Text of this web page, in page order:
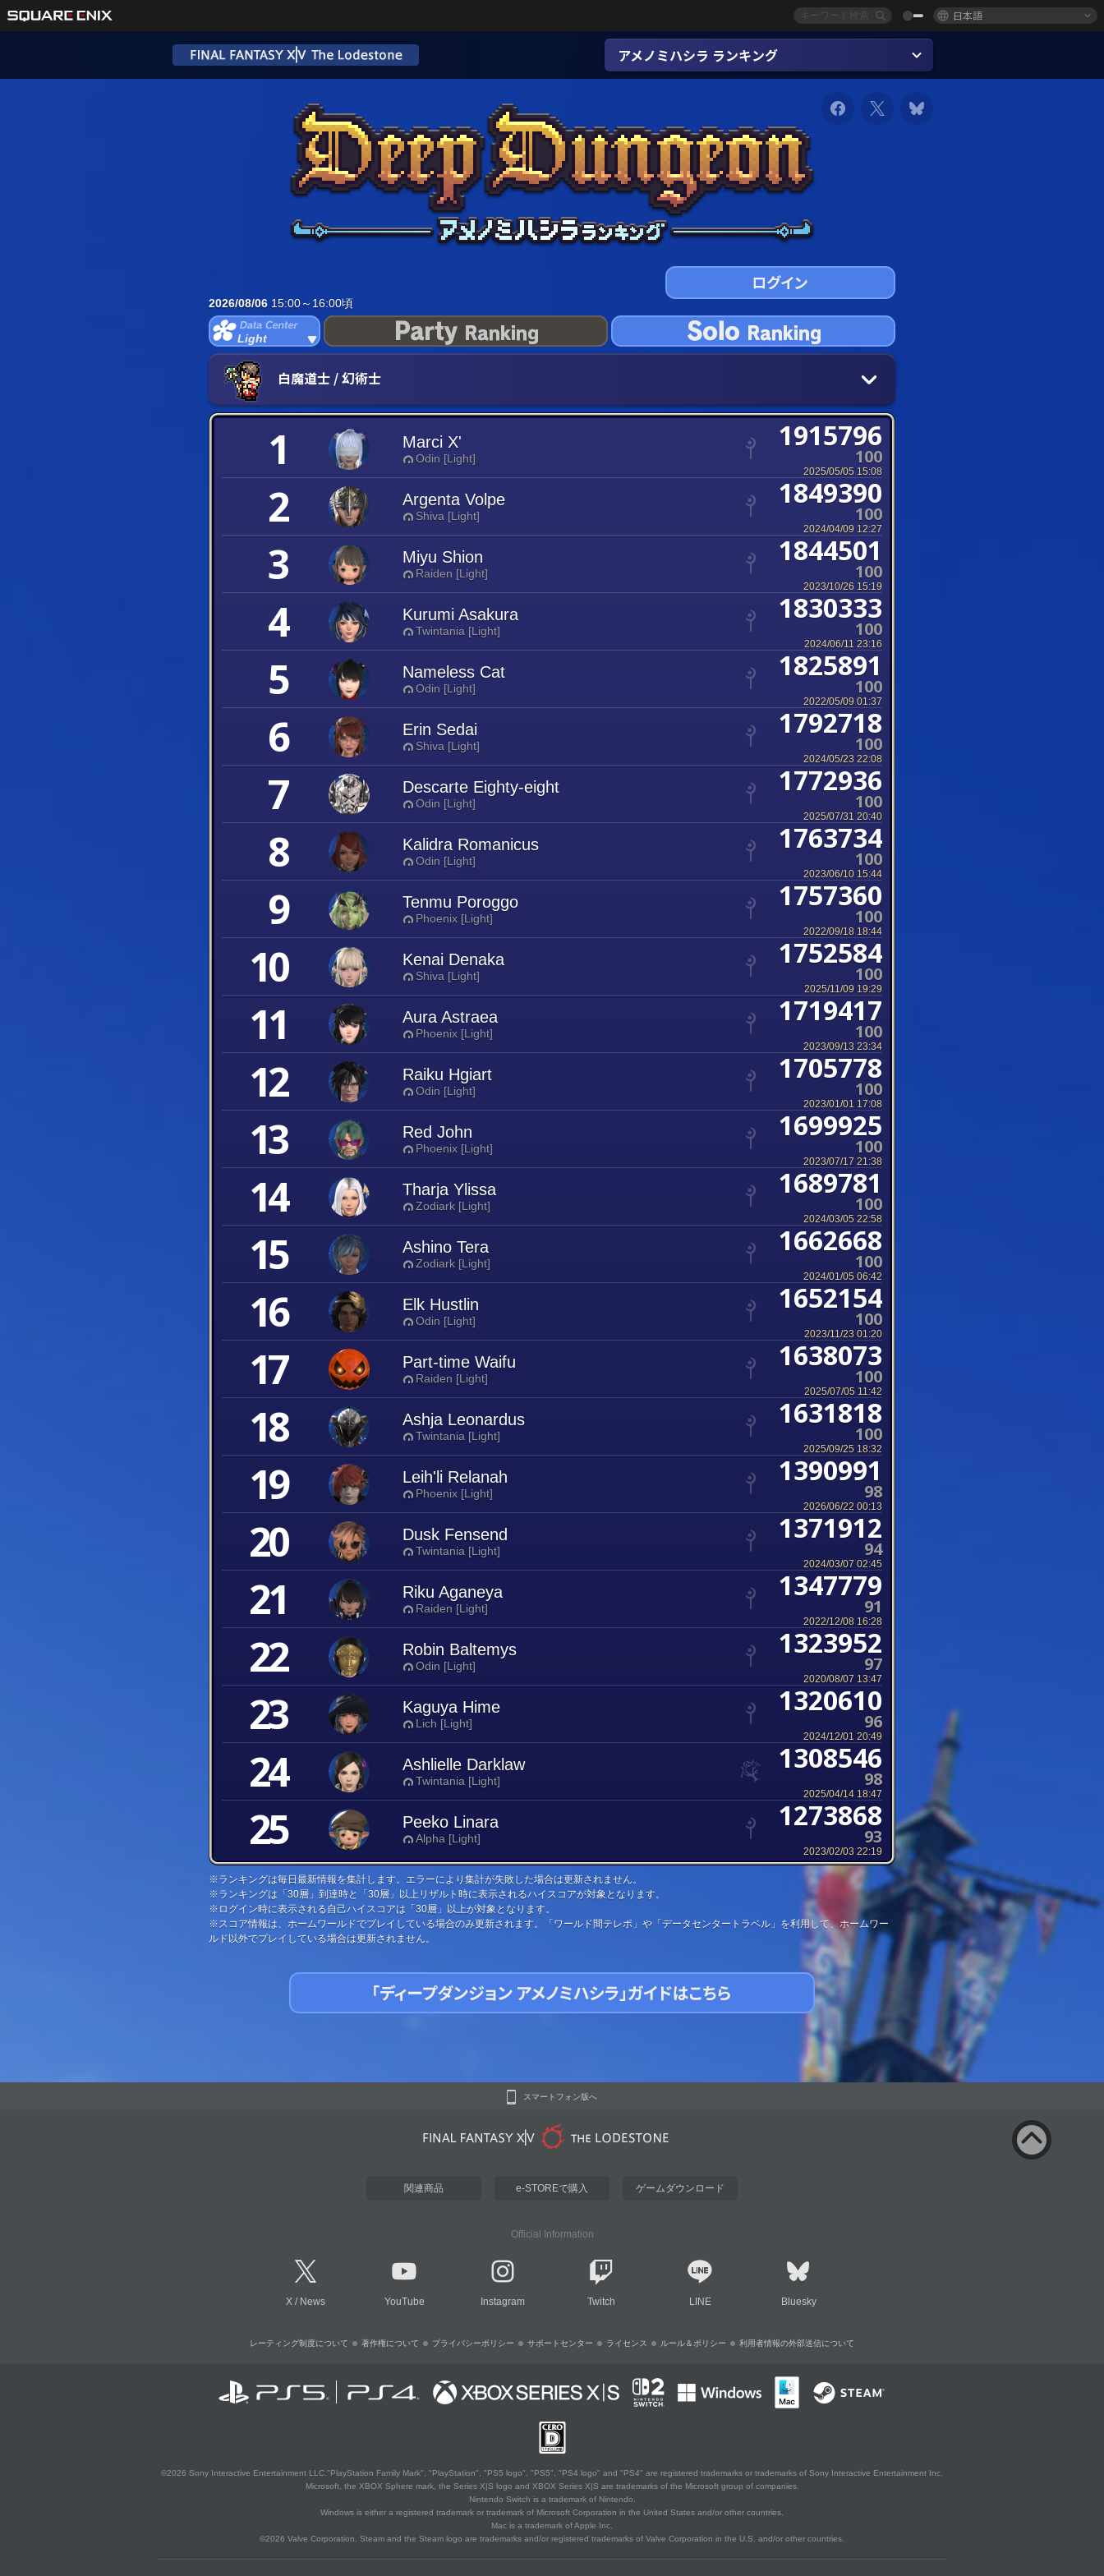
日本語
アメノミハシラ ランキング
2026/08/06 15:00～16:00頃
Light
白魔道士 / 幻術士
1 Marci X'
Odin [Light]
1915796
100
2025/05/05 15:08
2 Argenta Volpe
Shiva [Light]
1849390
100
2024/04/09 12:27
3 Miyu Shion
Raiden [Light]
1844501
100
2023/10/26 15:19
4 Kurumi Asakura
Twintania [Light]
1830333
100
2024/06/11 23:16
5 Nameless Cat
Odin [Light]
1825891
100
2022/05/09 01:37
6 Erin Sedai
Shiva [Light]
1792718
100
2024/05/23 22:08
7 Descarte Eighty-eight
Odin [Light]
1772936
100
2025/07/31 20:40
8 Kalidra Romanicus
Odin [Light]
1763734
100
2023/06/10 15:44
9 Tenmu Poroggo
Phoenix [Light]
1757360
100
2022/09/18 18:44
10 Kenai Denaka
Shiva [Light]
1752584
100
2025/11/09 19:29
11 Aura Astraea
Phoenix [Light]
1719417
100
2023/09/13 23:34
12 Raiku Hgiart
Odin [Light]
1705778
100
2023/01/01 17:08
13 Red John
Phoenix [Light]
1699925
100
2023/07/17 21:38
14 Tharja Ylissa
Zodiark [Light]
1689781
100
2024/03/05 22:58
15 Ashino Tera
Zodiark [Light]
1662668
100
2024/01/05 06:42
16 Elk Hustlin
Odin [Light]
1652154
100
2023/11/23 01:20
17 Part-time Waifu
Raiden [Light]
1638073
100
2025/07/05 11:42
18 Ashja Leonardus
Twintania [Light]
1631818
100
2025/09/25 18:32
19 Leih'li Relanah
Phoenix [Light]
1390991
98
2026/06/22 00:13
20 Dusk Fensend
Twintania [Light]
1371912
94
2024/03/07 02:45
21 Riku Aganeya
Raiden [Light]
1347779
91
2022/12/08 16:28
22 Robin Baltemys
Odin [Light]
1323952
97
2020/08/07 13:47
23 Kaguya Hime
Lich [Light]
1320610
96
2024/12/01 20:49
24 Ashlielle Darklaw
Twintania [Light]
1308546
98
2025/04/14 18:47
25 Peeko Linara
Alpha [Light]
1273868
93
2023/02/03 22:19
※ランキングは毎日最新情報を集計します。エラーにより集計が失敗した場合は更新されません。
※ランキングは「30層」到達時と「30層」以上リザルト時に表示されるハイスコアが対象となります。
※ログイン時に表示される自己ハイスコアは「30層」以上が対象となります。
※スコア情報は、ホームワールドでプレイしている場合のみ更新されます。「ワールド間テレポ」や「データセンタートラベル」を利用して、ホームワー
ルド以外でプレイしている場合は更新されません。
スマートフォン版へ
関連商品 e-STOREで購入 ゲームダウンロード
Official Information
X / News YouTube Instagram Twitch LINE Bluesky
レーティング制度について 著作権について プライバシーポリシー サポートセンター ライセンス ルール＆ポリシー 利用者情報の外部送信について
©2026 Sony Interactive Entertainment LLC."PlayStation Family Mark", "PlayStation", "PS5 logo", "PS5", "PS4 logo" and "PS4" are registered trademarks or trademarks of Sony Interactive Entertainment Inc.
Microsoft, the XBOX Sphere mark, the Series X|S logo and XBOX Series X|S are trademarks of the Microsoft group of companies.
Nintendo Switch is a trademark of Nintendo.
Windows is either a registered trademark or trademark of Microsoft Corporation in the United States and/or other countries.
Mac is a trademark of Apple Inc.
©2026 Valve Corporation. Steam and the Steam logo are trademarks and/or registered trademarks of Valve Corporation in the U.S. and/or other countries.